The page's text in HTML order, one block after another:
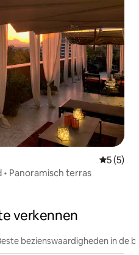
5 (5)
Panoramisch terras
verkennen
bezienswaardigheden in de